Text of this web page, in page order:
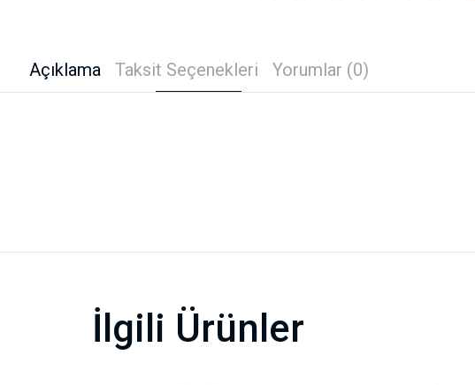
Açıklama Taksit Seçenekleri Yorumlar (0)
İlgili Ürünler